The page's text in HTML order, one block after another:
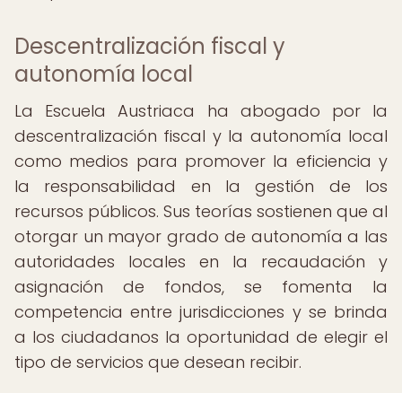
Descentralización fiscal y
autonomía local
La Escuela Austriaca ha abogado por la
descentralización fiscal y la autonomía local
como medios para promover la eficiencia y
la responsabilidad en la gestión de los
recursos públicos. Sus teorías sostienen que al
otorgar un mayor grado de autonomía a las
autoridades locales en la recaudación y
asignación de fondos, se fomenta la
competencia entre jurisdicciones y se brinda
a los ciudadanos la oportunidad de elegir el
tipo de servicios que desean recibir.